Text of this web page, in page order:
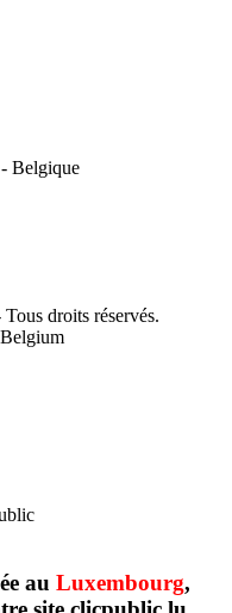
Belgique
droits réservés.
au Luxembourg,